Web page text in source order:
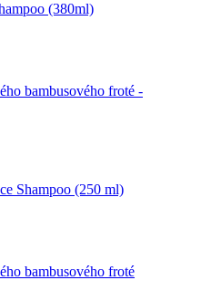
(380ml)
bambusového froté -
Shampoo (250 ml)
bambusového froté